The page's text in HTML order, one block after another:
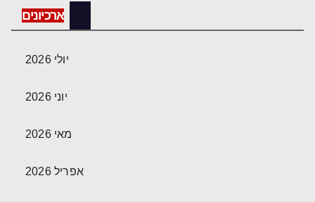
ארכיונים
יולי 2026
יוני 2026
מאי 2026
אפריל 2026